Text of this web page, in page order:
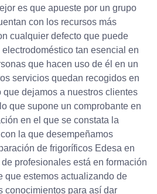
es que apueste por un grupo
con los recursos más
cualquier defecto que puede
tan esencial en
que hacen uso de él en un
servicios quedan recogidos en
que dejamos a nuestros clientes
que supone un comprobante en
en el que se constata la
la que desempeñamos
de frigoríficos Edesa en
profesionales está en formación
que estemos actualizando de
conocimientos para así dar